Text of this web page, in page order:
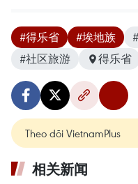
#得乐省 #埃地族
#社区旅游
得乐省
Theo dõi VietnamPlus
相关新闻